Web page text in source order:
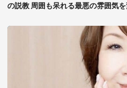
の説教 周囲も呆れる最悪の雰囲気を